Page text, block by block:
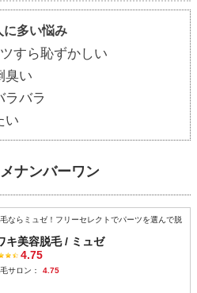
に多い悩み
すら恥ずかしい
臭い
ラバラ
い
ナンバーワン
ならミュゼ！フリーセレクトでパーツを選んで脱
キ美容脱毛 / ミュゼ
4.75
サロン： 4.75